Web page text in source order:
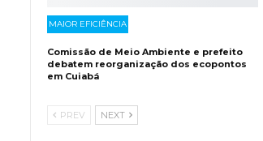
MAIOR EFICIÊNCIA
Comissão de Meio Ambiente e prefeito
debatem reorganização dos ecopontos
em Cuiabá
PREV NEXT